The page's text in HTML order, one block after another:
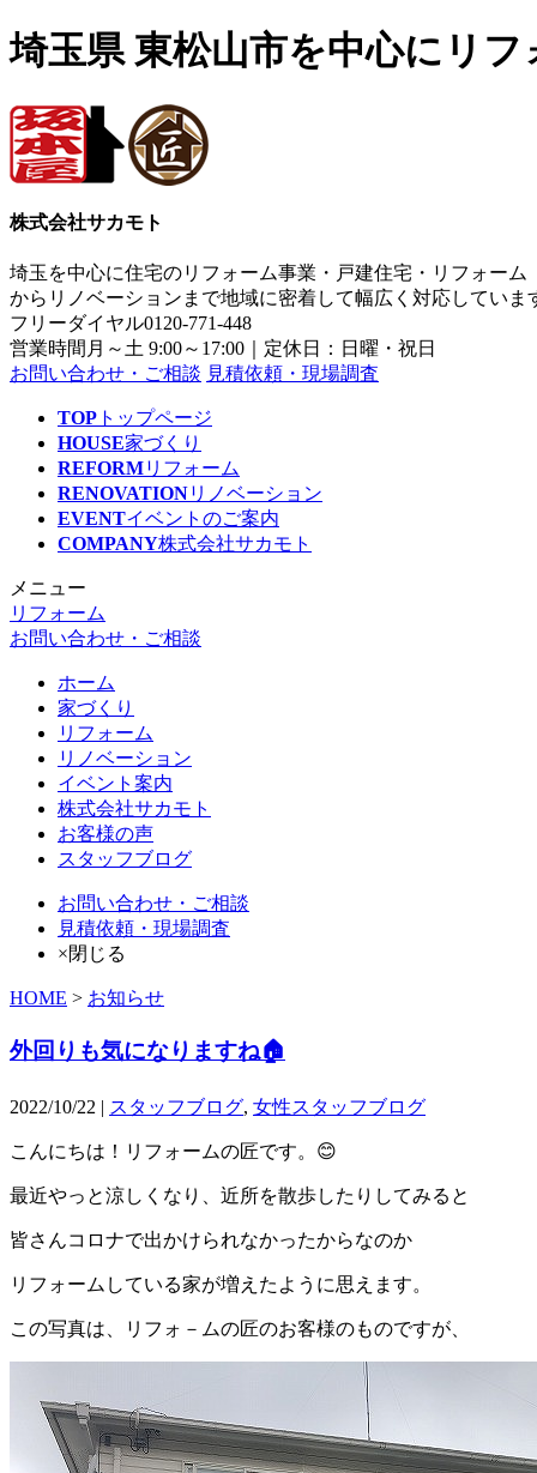
埼玉県 東松山市を中心にリ
株式会社サカモト
埼玉を中心に住宅のリフォーム事業・戸建住宅・リフォーム
からリノベーションまで地域に密着して幅広く対応していま
フリーダイヤル0120-771-448
営業時間 月～土 9:00～17:00｜定休日：日曜・祝日
お問い合わせ・ご相談 見積依頼・現場調査
TOP トップページ
HOUSE家づくり
REFORMリフォーム
RENOVATIONリノベーション
EVENTイベントのご案内
COMPANY株式会社サカモト
メニュー
リフォーム
お問い合わせ・ご相談
ホーム
家づくり
リフォーム
リノベーション
イベント案内
株式会社サカモト
お客様の声
スタッフブログ
お問い合わせ・ご相談
見積依頼・現場調査
×閉じる
HOME > お知らせ
外回りも気になりますね🏠
2022/10/22 | スタッフブログ, 女性スタッフブログ
こんにちは！リフォームの匠です。😊
最近やっと涼しくなり、近所を散歩したりしてみると
皆さんコロナで出かけられなかったからなのか
リフォームしている家が増えたように思えます。
この写真は、リフォ－ムの匠のお客様のものですが、